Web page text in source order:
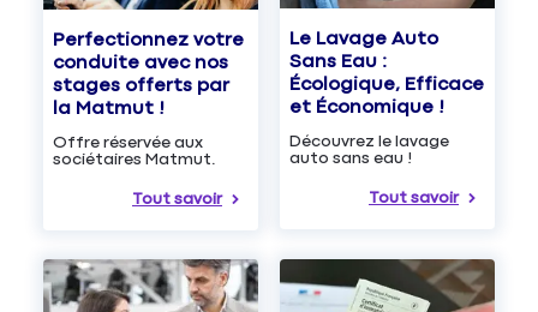
Perfectionnez votre
conduite avec nos
stages offerts par
la Matmut !
Offre réservée aux
sociétaires Matmut.
Tout savoir
Le Lavage Auto
Sans Eau :
Écologique, Efficace
et Économique !
Découvrez le lavage
auto sans eau !
Tout savoir